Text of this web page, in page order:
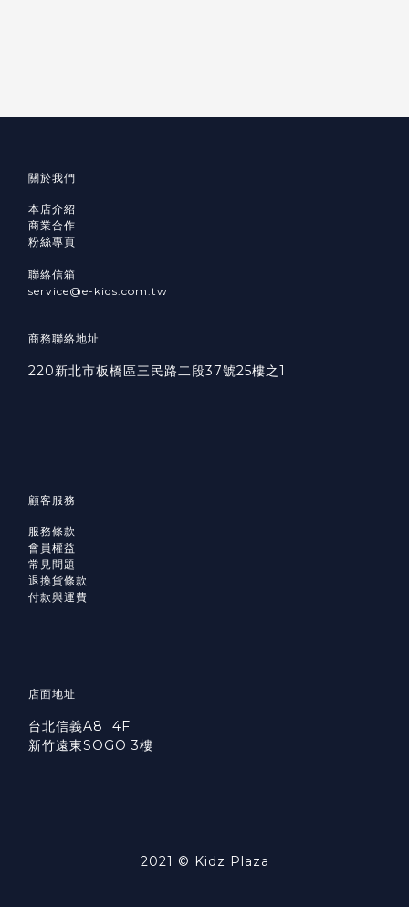
關於我們
本店介紹
商業合作
粉絲專頁
聯絡信箱
service@e-kids.com.tw
商務聯絡地址
220新北市板橋區三民路二段37號25樓之1
顧客服務
服務條款
會員權益
常見問題
退換貨條款
付款與運費
店面地址
台北信義A8 4F
新竹遠東SOGO 3樓
2021 © Kidz Plaza